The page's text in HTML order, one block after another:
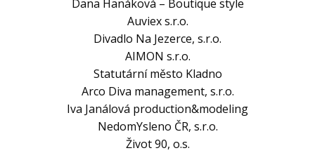
Dana Hanáková – Boutique style
Auviex s.r.o.
Divadlo Na Jezerce, s.r.o.
AIMON s.r.o.
Statutární město Kladno
Arco Diva management, s.r.o.
Iva Janálová production&modeling
NedomYsleno ČR, s.r.o.
Život 90, o.s.